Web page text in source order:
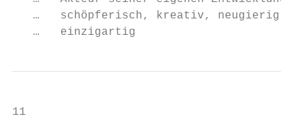
…   schöpferisch, kreativ, neugierig,
   …   einzigartig
11